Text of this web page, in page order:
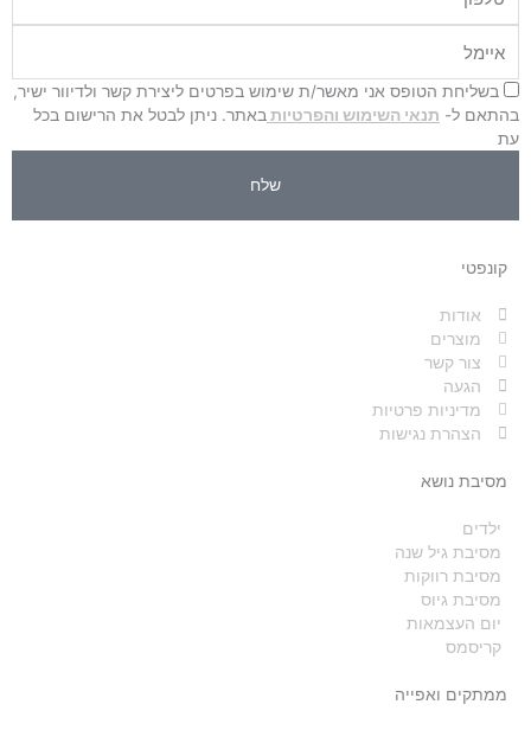
בשליחת הטופס אני מאשר/ת שימוש בפרטים ליצירת קשר ולדיוור ישיר,
בהתאם ל- תנאי השימוש והפרטיות באתר. ניתן לבטל את הרישום בכל
עת
שלח
קונפטי
אודות
מוצרים
צור קשר
הגעה
מדיניות פרטיות
הצהרת נגישות
מסיבת נושא
ילדים
מסיבת גיל שנה
מסיבת רווקות
מסיבת גיוס
יום העצמאות
קריסמס
ממתקים ואפייה